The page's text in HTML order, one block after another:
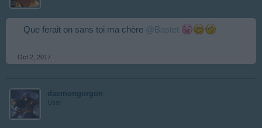
Que ferait on sans toi ma chère @Bastet
Oct 2, 2017
daemongorgon
User